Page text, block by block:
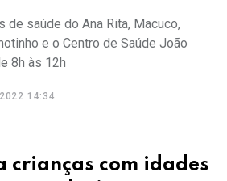
de saúde do Ana Rita, Macuco,
e o Centro de Saúde João
8h às 12h
14:34
crianças com idades